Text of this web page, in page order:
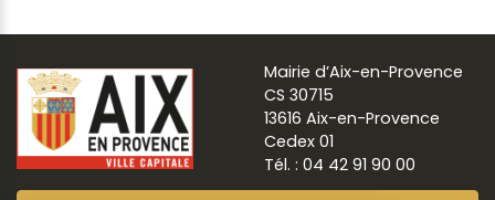
Mairie d’Aix-en-Provence
CS 30715
13616 Aix-en-Provence
Cedex 01
Tél. : 04 42 91 90 00